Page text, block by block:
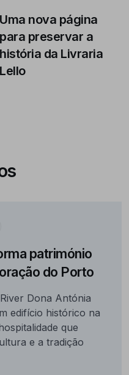
Uma nova página
para preservar a
história da Livraria
Lello
património
do Porto
Dona Antónia
edifício histórico na
que
e a tradição